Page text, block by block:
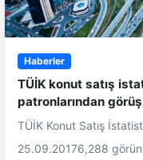
Haberler
TÜİK konut satış
patronlarından
TÜİK Konut Satış
25.09.20176,288